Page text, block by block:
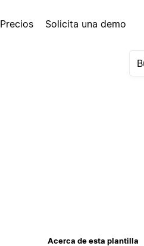
Precios Solicita una demo
Acerca de esta plantilla